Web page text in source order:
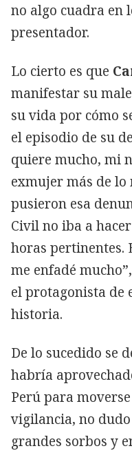
no algo cuadra en
presentador.
Lo cierto es que
manifestar su
su vida por cómo
el episodio de su
quiere mucho, mi
exmujer más de lo
pusieron esa
Civil no iba a
horas pertinentes.
me enfadé
el protagonista de
historia.
De lo sucedido se
habría
Perú para
vigilancia, no
grandes sorbos y